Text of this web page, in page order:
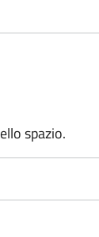
spazio.